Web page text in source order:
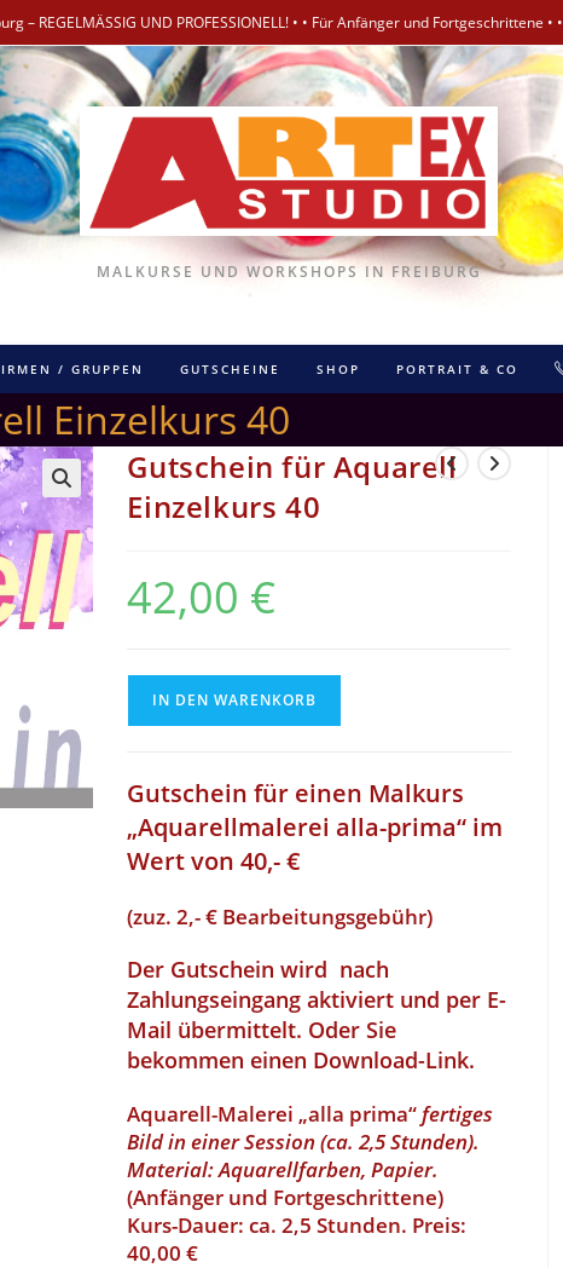
– REGELMÄSSIG UND PROFESSIONELL! • • Für Anfänger und Fortgeschrittene • •
MALKURSE UND WORKSHOPS IN FREIBURG
/ GRUPPEN GUTSCHEINE SHOP PORTRAIT & CO
Einzelkurs 40
Gutschein für Aquarell
Einzelkurs 40
42,00 €
Einzelkurs
40
Menge
IN DEN WARENKORB
Gutschein für einen Malkurs
„Aquarellmalerei alla-prima“ im
Wert von 40,- €
(zuz. 2,- € Bearbeitungsgebühr)
Der Gutschein wird nach
Zahlungseingang aktiviert und per E-
Mail übermittelt. Oder Sie
bekommen einen Download-Link.
Aquarell-Malerei „alla prima“fertiges
Bild in einer Session (ca. 2,5 Stunden).
Material: Aquarellfarben, Papier.
(Anfänger und Fortgeschrittene)
Kurs-Dauer: ca. 2,5 Stunden. Preis:
40,00 €